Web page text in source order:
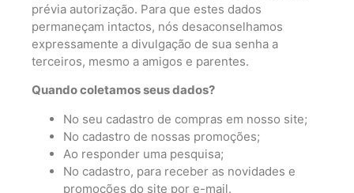
prévia autorização. Para que estes dados
permaneçam intactos, nós desaconselhamos
expressamente a divulgação de sua senha a
terceiros, mesmo a amigos e parentes.
Quando coletamos seus dados?
No seu cadastro de compras em nosso site;
No cadastro de nossas promoções;
Ao responder uma pesquisa;
No cadastro, para receber as novidades e
promoções do site por e-mail.